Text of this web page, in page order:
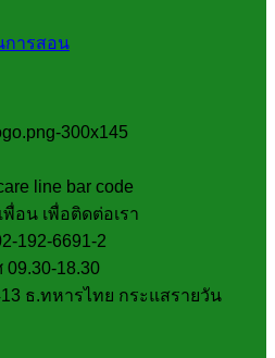
การสอน
อน เพื่อติดต่อเรา
192-6691-2
09.30-18.30
ธ.ทหารไทย กระแสรายวัน